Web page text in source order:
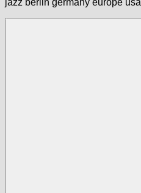
jazz berlin germany europe usa